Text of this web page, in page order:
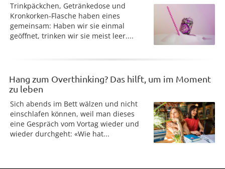
Trinkpäckchen, Getränkedose und
Kronkorken-Flasche haben eines
gemeinsam: Haben wir sie einmal
geöffnet, trinken wir sie meist leer....
Hang zum Overthinking? Das hilft, um im Moment
zu leben
Sich abends im Bett wälzen und nicht
einschlafen können, weil man dieses
eine Gespräch vom Vortag wieder und
wieder durchgeht: «Wie hat...